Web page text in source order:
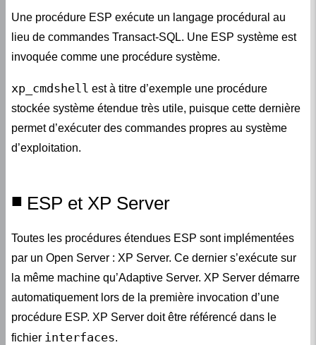
Une procédure ESP exécute un langage procédural au
lieu de commandes Transact-SQL. Une ESP système est
invoquée comme une procédure système.
xp_cmdshell est à titre d’exemple une procédure
stockée système étendue très utile, puisque cette dernière
permet d’exécuter des commandes propres au système
d’exploitation.
ESP et XP Server
Toutes les procédures étendues ESP sont implémentées
par un Open Server : XP Server. Ce dernier s’exécute sur
la même machine qu’Adaptive Server. XP Server démarre
automatiquement lors de la première invocation d’une
procédure ESP. XP Server doit être référencé dans le
fichier interfaces.